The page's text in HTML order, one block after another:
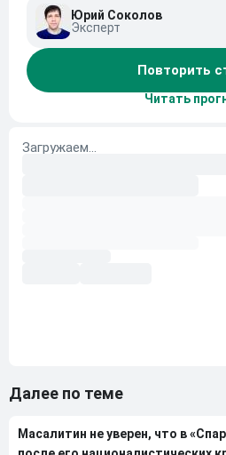
Юрий Соколов
Эксперт
Повторить
Читать
Далее по теме
Масалитин не уверен, что в